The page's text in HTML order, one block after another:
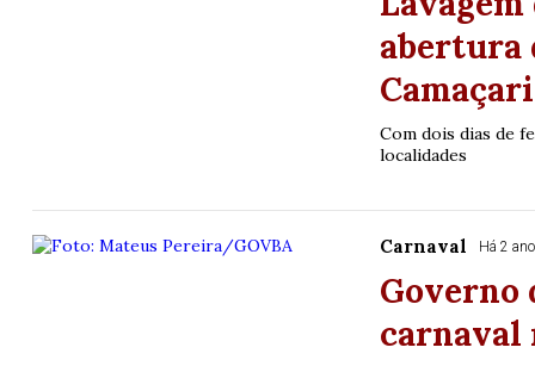
abertura
Camaçari
Com dois dias de
localidades
Carnaval Há 2
Governo
carnaval